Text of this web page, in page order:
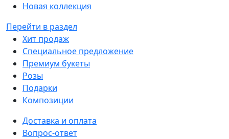
Новая коллекция
Перейти в раздел
Хит продаж
Специальное предложение
Премиум букеты
Розы
Подарки
Композиции
Доставка и оплата
Вопрос-ответ